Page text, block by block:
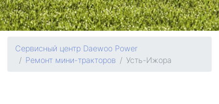
Сервисный центр Daewoo Power
Ремонт мини-тракторов
Усть-Ижора